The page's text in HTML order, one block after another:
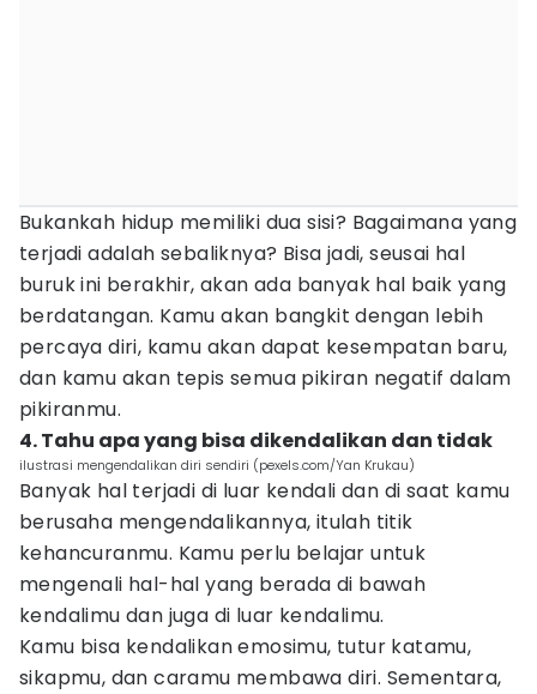
Bukankah hidup memiliki dua sisi? Bagaimana yang
terjadi adalah sebaliknya? Bisa jadi, seusai hal
buruk ini berakhir, akan ada banyak hal baik yang
berdatangan. Kamu akan bangkit dengan lebih
percaya diri, kamu akan dapat kesempatan baru,
dan kamu akan tepis semua pikiran negatif dalam
pikiranmu.
4. Tahu apa yang bisa dikendalikan dan tidak
ilustrasi mengendalikan diri sendiri (pexels.com/Yan Krukau)
Banyak hal terjadi di luar kendali dan di saat kamu
berusaha mengendalikannya, itulah titik
kehancuranmu. Kamu perlu belajar untuk
mengenali hal-hal yang berada di bawah
kendalimu dan juga di luar kendalimu.
Kamu bisa kendalikan emosimu, tutur katamu,
sikapmu, dan caramu membawa diri. Sementara,